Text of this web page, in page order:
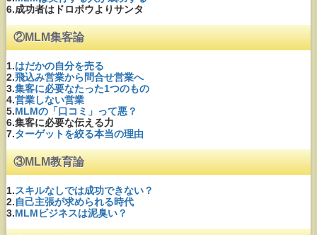
6.成功者はドロボウよりサンタ
②MLM集客論
1.はだかの自分を売る
2.飛込み営業から問合せ営業へ
3.集客に必要なたった1つのもの
4.営業しない営業
5.MLMの「口コミ」って悪？
6.集客に必要な伝える力
7.ターゲットを絞る本当の理由
③MLM教育論
1.スキルなしでは成功できない？
2.自己主張が求められる時代
3.MLMビジネスは泥臭い？